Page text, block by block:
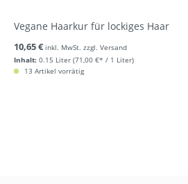
Vegane Haarkur für lockiges Haar
Inhalt: 0.15 Liter (71,00 €* / 1 Liter)
10,65 € inkl. MwSt. zzgl. Versand
13 Artikel vorrätig